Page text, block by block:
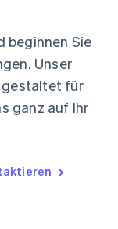
beginnen Sie
Unser
gestaltet für
ganz auf Ihr